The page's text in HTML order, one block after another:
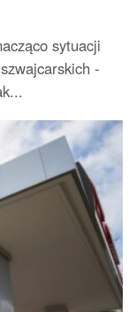
sytuacji
-